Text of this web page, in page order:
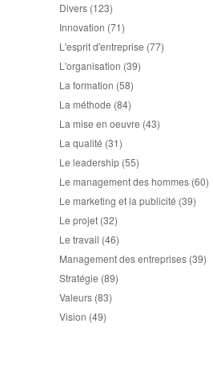
Divers (123)
Innovation (71)
L'esprit d'entreprise (77)
L'organisation (39)
La formation (58)
La méthode (84)
La mise en oeuvre (43)
La qualité (31)
Le leadership (55)
Le management des hommes (60)
Le marketing et la publicité (39)
Le projet (32)
Le travail (46)
Management des entreprises (39)
Stratégie (89)
Valeurs (83)
Vision (49)